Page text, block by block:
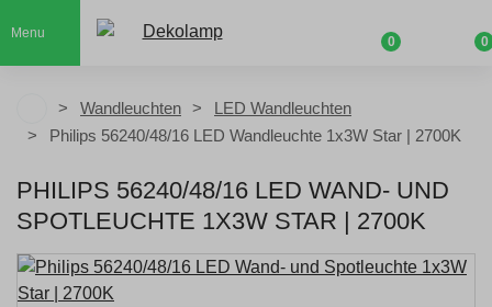
Menu
0 0
Wandleuchten
LED Wandleuchten
Philips 56240/48/16 LED Wandleuchte 1x3W Star | 2700K
PHILIPS 56240/48/16 LED WAND- UND
SPOTLEUCHTE 1X3W STAR | 2700K